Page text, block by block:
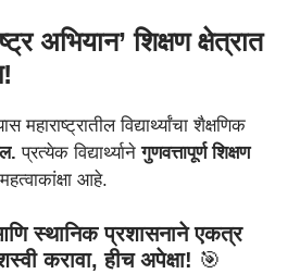
अभियान’ शिक्षण क्षेत्रात
विद्यार्थ्यांचा शैक्षणिक
प्रत्येक विद्यार्थ्यानेगुणवत्तापूर्ण शिक्षण
आहे.
स्थानिक प्रशासनाने एकत्र
करावा, हीच अपेक्षा! 🎯